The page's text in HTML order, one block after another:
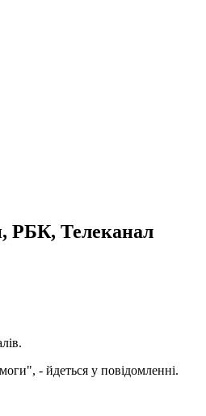
РБК, Телеканал
- йдеться у повідомленні.